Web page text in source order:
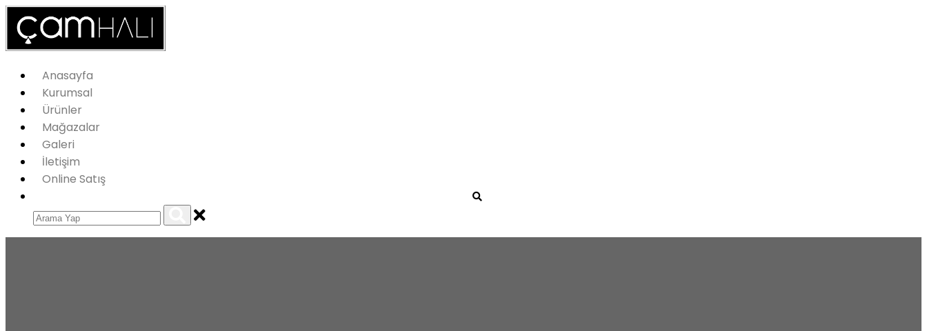
Anasayfa
Kurumsal
Ürünler
Mağazalar
Galeri
İletişim
Online Satış